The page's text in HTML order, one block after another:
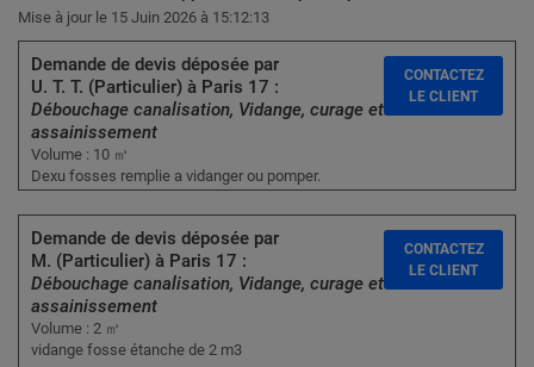
Mise à jour le 15 Juin 2026 à 15:12:13
Demande de devis déposée par
U. T. T. (Particulier) à Paris 17 :
Débouchage canalisation, Vidange, curage et
assainissement
Volume : 10 ㎥
Dexu fosses remplie a vidanger ou pomper.
CONTACTEZ
LE CLIENT
Demande de devis déposée par
M. (Particulier) à Paris 17 :
Débouchage canalisation, Vidange, curage et
assainissement
Volume : 2 ㎥
vidange fosse étanche de 2 m3
CONTACTEZ
LE CLIENT